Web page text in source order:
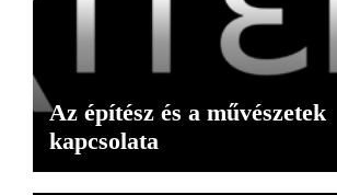
Az építész és a művészetek
kapcsolata